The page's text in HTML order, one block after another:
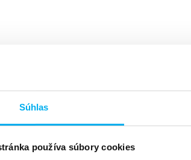
Súhlas
používa súbory cookies